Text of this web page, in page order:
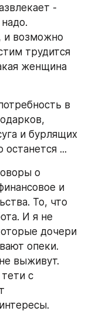
-
и возможно
трудится
женщина
в
и бурлящих
...
о
и
То, что
И я не
дочери
опеки.
выживут.
с